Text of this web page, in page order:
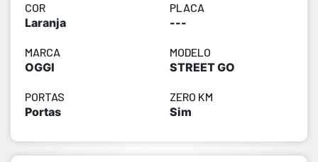
COR
Laranja
PLACA
---
MARCA
OGGI
MODELO
STREET GO
PORTAS
Portas
ZERO KM
Sim